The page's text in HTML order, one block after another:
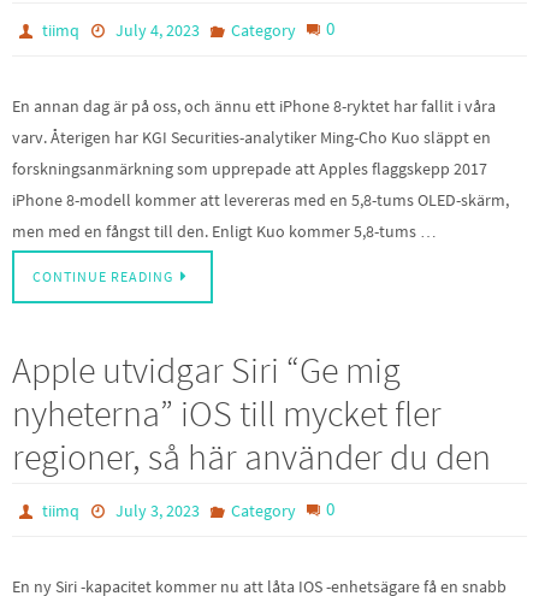
tiimq July 4, 2023 Category 0
En annan dag är på oss, och ännu ett iPhone 8-ryktet har fallit i våra
varv. Återigen har KGI Securities-analytiker Ming-Cho Kuo släppt en
forskningsanmärkning som upprepade att Apples flaggskepp 2017
iPhone 8-modell kommer att levereras med en 5,8-tums OLED-skärm,
men med en fångst till den. Enligt Kuo kommer 5,8-tums …
CONTINUE READING
Apple utvidgar Siri “Ge mig
nyheterna” iOS till mycket fler
regioner, så här använder du den
tiimq July 3, 2023 Category 0
En ny Siri -kapacitet kommer nu att låta IOS -enhetsägare få en snabb